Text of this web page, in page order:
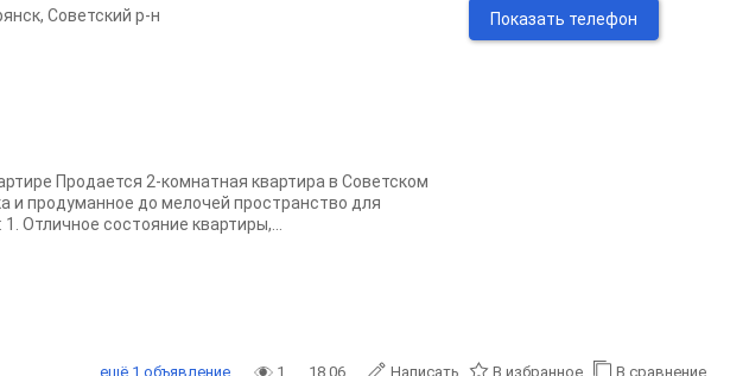
, Советский р-н
Продается 2-комнатная квартира в Советском
и продуманное до мелочей пространство для
Отличное состояние квартиры,...
Показать телефон
1 18.06 Написать В избранное В сравнение
ещё 1 объявление